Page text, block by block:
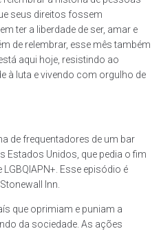
seus direitos fossem
ter a liberdade de ser, amar e
de relembrar, esse mês também
aqui hoje, resistindo ao
à luta e vivendo com orgulho de
de frequentadores de um bar
Estados Unidos, que pedia o fim
Esse episódio é
Inn.
que oprimiam e puniam a
da sociedade. As ações